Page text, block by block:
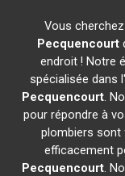
Vous
Pecquencourt
endroit ! Notre
spécialisée dans
Pecquencourt.
pour répondre à
plombiers sont
efficacement
Pecquencourt.